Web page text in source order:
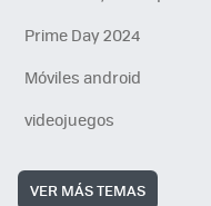
Prime Day 2024
Móviles android
videojuegos
VER MÁS TEMAS